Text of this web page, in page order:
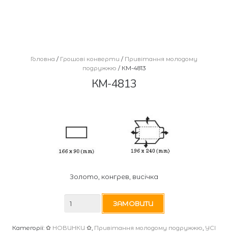
Головна / Грошові конверти / Привітання молодому
подружжю / КМ-4813
КМ-4813
Золото, конгрев, висічка
КМ-4813
ЗАМОВИТИ
Категорії: ✿ НОВИНКИ ✿, Привітання молодому подружжю, УСІ